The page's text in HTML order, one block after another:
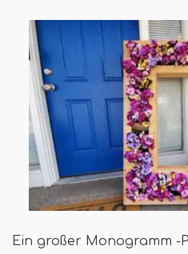
Ein großer Monogramm -